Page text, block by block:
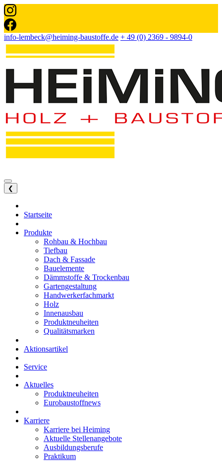
info-lembeck@heiming-baustoffe.de + 49 (0) 2369 - 9894-0
❮
Startseite
Produkte
Rohbau & Hochbau
Tiefbau
Dach & Fassade
Bauelemente
Dämmstoffe & Trockenbau
Gartengestaltung
Handwerkerfachmarkt
Holz
Innenausbau
Produktneuheiten
Qualitätsmarken
Aktionsartikel
Service
Aktuelles
Produktneuheiten
Eurobaustoffnews
Karriere
Karriere bei Heiming
Aktuelle Stellenangebote
Ausbildungsberufe
Praktikum